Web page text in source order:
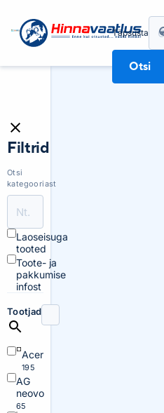
Täpsusta
Otsi
Filtrid
Otsi
kategooriast
Laoseisuga
tooted
Toote- ja
pakkumise
infost
Tootjad
Acer
195
AG
neovo
65